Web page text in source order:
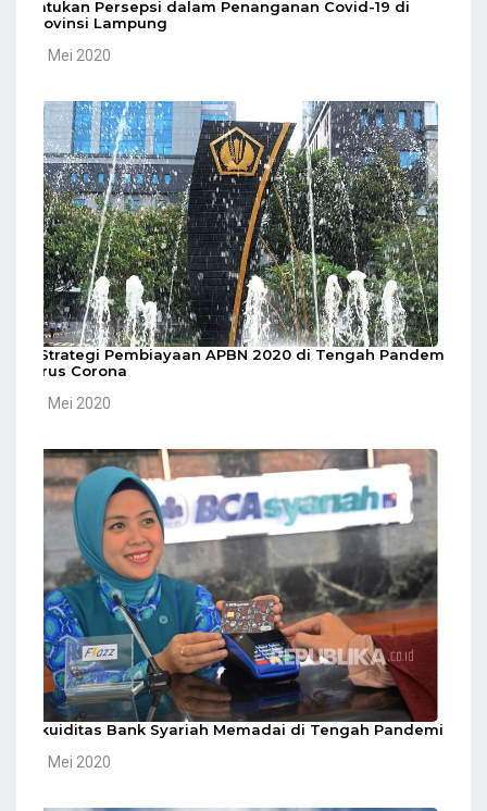
Satukan Persepsi dalam Penanganan Covid-19 di
Provinsi Lampung
10 Mei 2020
5 Strategi Pembiayaan APBN 2020 di Tengah Pandemi
Virus Corona
10 Mei 2020
Likuiditas Bank Syariah Memadai di Tengah Pandemi
10 Mei 2020